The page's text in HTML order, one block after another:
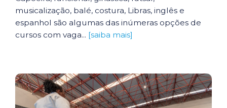
musicalização, balé, costura, Libras, inglês e
espanhol são algumas das inúmeras opções de
cursos com vaga... [saiba mais]